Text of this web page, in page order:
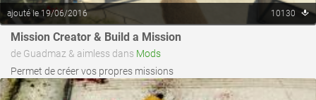
ajouté le 19/06/2016 10130
Mission Creator & Build a Mission
de Guadmaz & aimless dans Mods
Permet de créer vos propres missions